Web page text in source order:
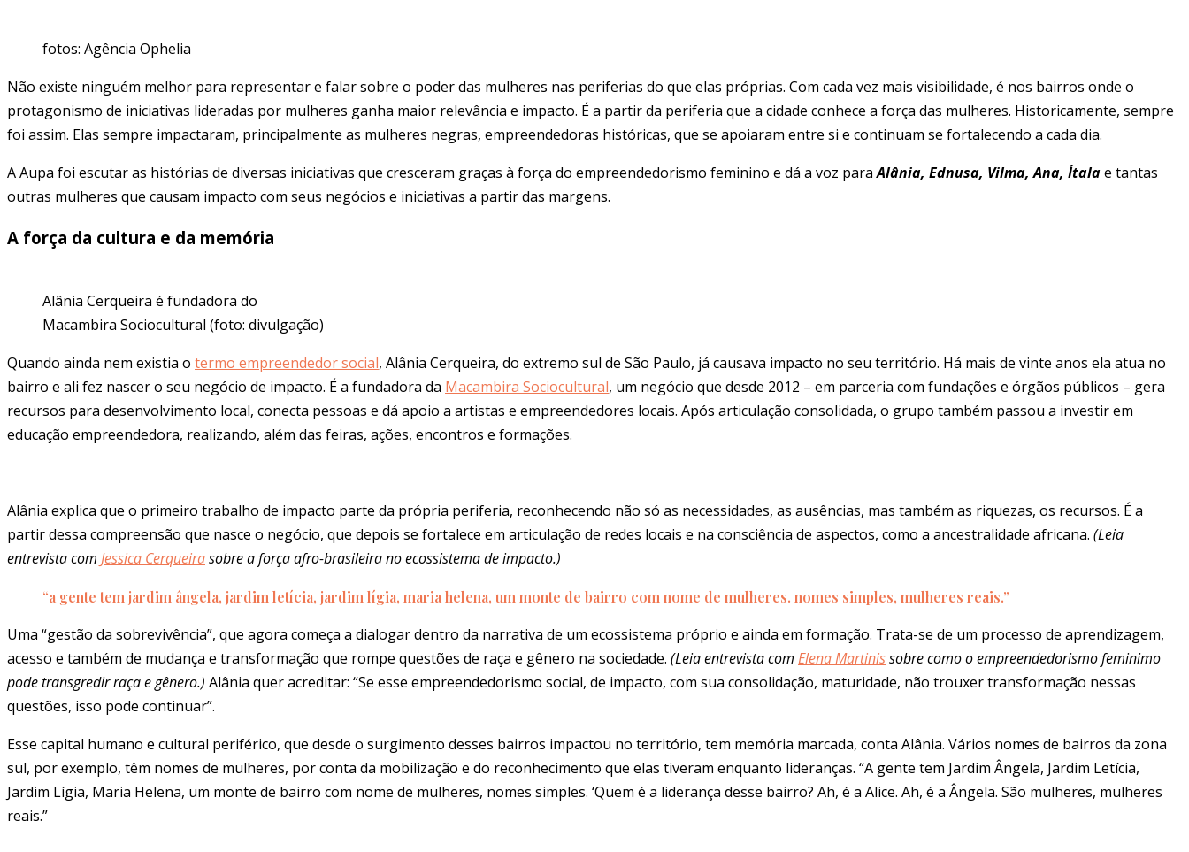
fotos: Agência Ophelia
Não existe ninguém melhor para representar e falar sobre o poder das mulheres nas periferias do que elas próprias. Com cada vez mais visibilidade, é nos bairros onde o
protagonismo de iniciativas lideradas por mulheres ganha maior relevância e impacto. É a partir da periferia que a cidade conhece a força das mulheres. Historicamente, sempre
foi assim. Elas sempre impactaram, principalmente as mulheres negras, empreendedoras históricas, que se apoiaram entre si e continuam se fortalecendo a cada dia.
A Aupa foi escutar as histórias de diversas iniciativas que cresceram graças à força do empreendedorismo feminino e dá a voz paraAlânia, Ednusa, Vilma, Ana, Ítalae tantas
outras mulheres que causam impacto com seus negócios e iniciativas a partir das margens.
A força da cultura e da memória
Alânia Cerqueira é fundadora do
Macambira Sociocultural (foto: divulgação)
Quando ainda nem existia o termo empreendedor social, Alânia Cerqueira, do extremo sul de São Paulo, já causava impacto no seu território. Há mais de vinte anos ela atua no
bairro e ali fez nascer o seu negócio de impacto. É a fundadora da Macambira Sociocultural, um negócio que desde 2012 – em parceria com fundações e órgãos públicos – gera
recursos para desenvolvimento local, conecta pessoas e dá apoio a artistas e empreendedores locais. Após articulação consolidada, o grupo também passou a investir em
educação empreendedora, realizando, além das feiras, ações, encontros e formações.
Alânia explica que o primeiro trabalho de impacto parte da própria periferia, reconhecendo não só as necessidades, as ausências, mas também as riquezas, os recursos. É a
partir dessa compreensão que nasce o negócio, que depois se fortalece em articulação de redes locais e na consciência de aspectos, como a ancestralidade africana. (Leia
entrevista com Jessica Cerqueirasobre a força afro-brasileira no ecossistema de impacto.)
“a gente tem jardim ângela, jardim letícia, jardim lígia, maria helena, um monte de bairro com nome de mulheres. nomes simples, mulheres reais.”
Uma “gestão da sobrevivência”, que agora começa a dialogar dentro da narrativa de um ecossistema próprio e ainda em formação. Trata-se de um processo de aprendizagem,
acesso e também de mudança e transformação que rompe questões de raça e gênero na sociedade. (Leia entrevista com Elena Martinissobre como o empreendedorismo feminimo
pode transgredir raça e gênero.) Alânia quer acreditar: “Se esse empreendedorismo social, de impacto, com sua consolidação, maturidade, não trouxer transformação nessas
questões, isso pode continuar”.
Esse capital humano e cultural periférico, que desde o surgimento desses bairros impactou no território, tem memória marcada, conta Alânia. Vários nomes de bairros da zona
sul, por exemplo, têm nomes de mulheres, por conta da mobilização e do reconhecimento que elas tiveram enquanto lideranças. “A gente tem Jardim Ângela, Jardim Letícia,
Jardim Lígia, Maria Helena, um monte de bairro com nome de mulheres, nomes simples. ‘Quem é a liderança desse bairro? Ah, é a Alice. Ah, é a Ângela. São mulheres, mulheres
reais.”